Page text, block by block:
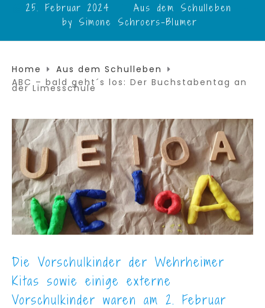
25. Februar 2024
Aus dem Schulleben
by Simone Schroers-Blumer
Home
Aus dem Schulleben
ABC – bald geht´s los: Der Buchstabentag an
der Limesschule
Die Vorschulkinder der Wehrheimer
Kitas sowie einige externe
Vorschulkinder waren am 2. Februar